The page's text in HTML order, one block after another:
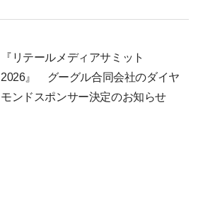
『リテールメディアサミット
2026』 グーグル合同会社のダイヤ
モンドスポンサー決定のお知らせ